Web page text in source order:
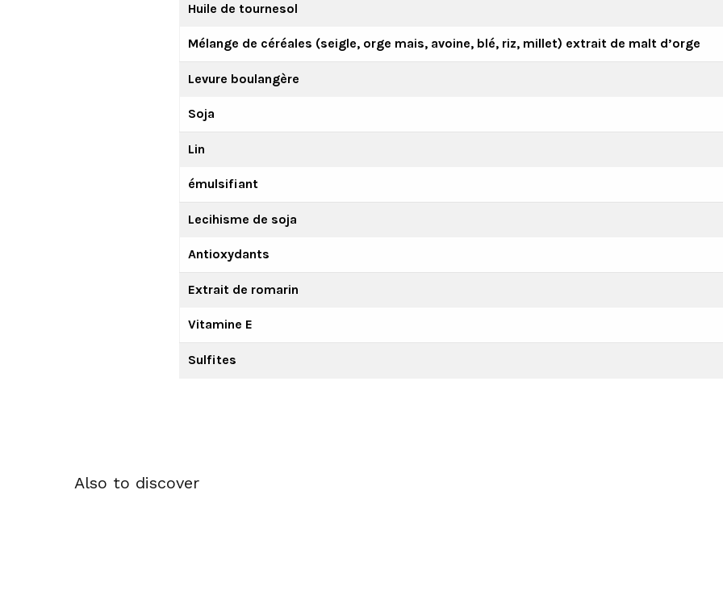
Huile de tournesol
Mélange de céréales (seigle, orge mais, avoine, blé, riz, millet) extrait de malt d’orge
Levure boulangère
Soja
Lin
émulsifiant
Lecihisme de soja
Antioxydants
Extrait de romarin
Vitamine E
Sulfites
Also to discover